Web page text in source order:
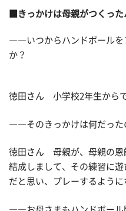
■きっかけは母親がつくっ
――いつからハンドボールを
か？
徳田さん 小学校2年生からで
――そのきっかけは何だった
徳田さん 母親が、母親の恩
結成しまして、その練習に
だと思い、プレーするように